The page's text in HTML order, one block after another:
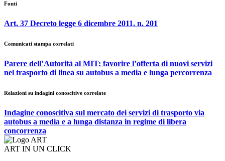
Fonti
Art. 37 Decreto legge 6 dicembre 2011, n. 201
Comunicati stampa correlati
Parere dell’Autorità al MIT: favorire l’offerta di nuovi servizi
nel trasporto di linea su autobus a media e lunga percorrenza
Relazioni su indagini conoscitive correlate
Indagine conoscitiva sul mercato dei servizi di trasporto via
autobus a media e a lunga distanza in regime di libera
concorrenza
ART IN UN CLICK